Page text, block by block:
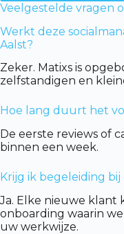
Veelgestelde vragen
Werkt deze
Aalst?
Zeker. Matixs is
zelfstandigen en
Hoe lang duurt het
De eerste reviews of
binnen een week.
Krijg ik begeleiding
Ja. Elke nieuwe klant
onboarding waarin
uw werkwijze.